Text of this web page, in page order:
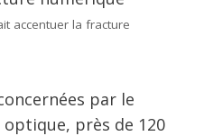
accentuer la fracture
par le
près de 120